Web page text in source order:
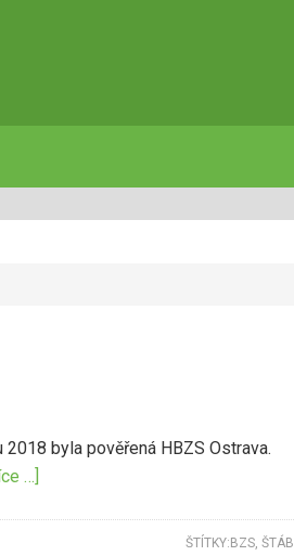
byla pověřená HBZS Ostrava.
…]
ŠTÍTKY: BZS, ŠTÁB